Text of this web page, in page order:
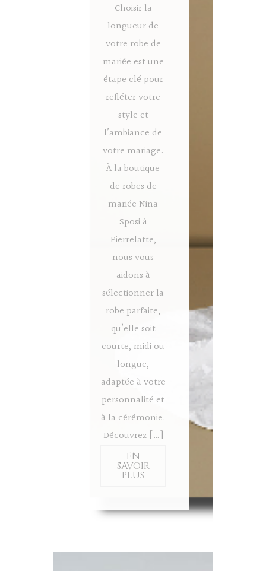
Choisir la
longueur de
votre robe de
mariée est une
étape clé pour
refléter votre
style et
l’ambiance de
votre mariage.
À la boutique
de robes de
mariée Nina
Sposi à
Pierrelatte,
nous vous
aidons à
sélectionner la
robe parfaite,
qu’elle soit
courte, midi ou
longue,
adaptée à votre
personnalité et
à la cérémonie.
Découvrez […]
EN
SAVOIR
PLUS